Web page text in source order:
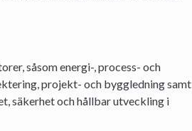
såsom energi-, process- och
projekt- och byggledning samt
säkerhet och hållbar utveckling i